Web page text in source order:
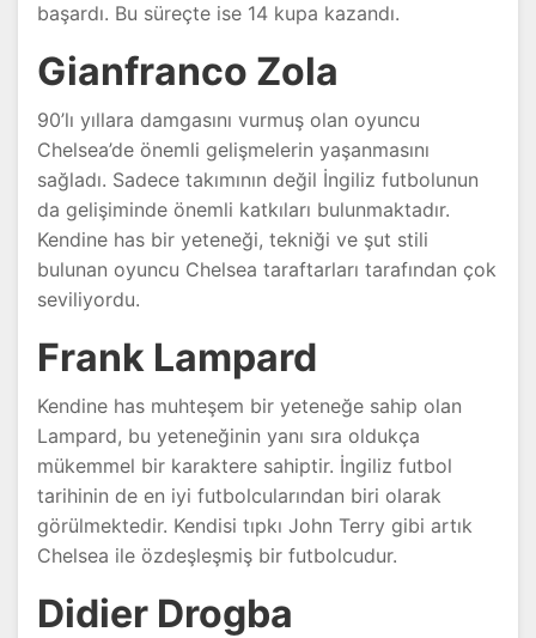
başardı. Bu süreçte ise 14 kupa kazandı.
Gianfranco Zola
90’lı yıllara damgasını vurmuş olan oyuncu
Chelsea’de önemli gelişmelerin yaşanmasını
sağladı. Sadece takımının değil İngiliz futbolunun
da gelişiminde önemli katkıları bulunmaktadır.
Kendine has bir yeteneği, tekniği ve şut stili
bulunan oyuncu Chelsea taraftarları tarafından çok
seviliyordu.
Frank Lampard
Kendine has muhteşem bir yeteneğe sahip olan
Lampard, bu yeteneğinin yanı sıra oldukça
mükemmel bir karaktere sahiptir. İngiliz futbol
tarihinin de en iyi futbolcularından biri olarak
görülmektedir. Kendisi tıpkı John Terry gibi artık
Chelsea ile özdeşleşmiş bir futbolcudur.
Didier Drogba